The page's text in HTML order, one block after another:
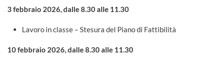
3 febbraio 2026, dalle 8.30 alle 11.30
Lavoro in classe – Stesura del Piano di Fattibilità
10 febbraio 2026, dalle 8.30 alle 11.30